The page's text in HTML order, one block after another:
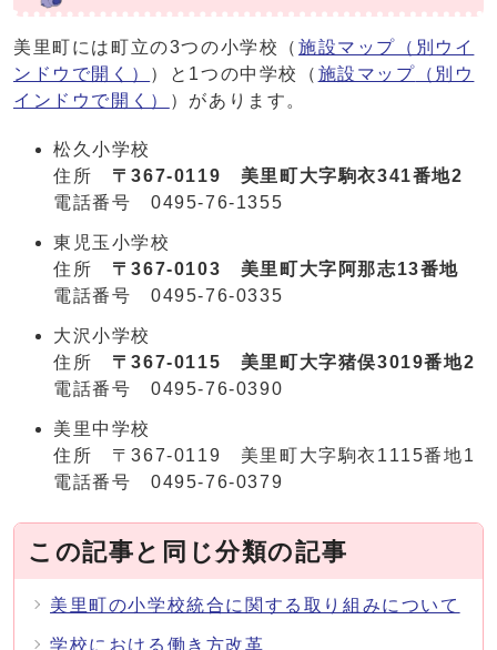
美里町には町立の3つの小学校（ 施設マップ （別ウイ
ンドウで開く）
）と1つの中学校（ 施設マップ （別ウ
インドウで開く）
）があります。
松久小学校
住所 〒367-0119 美里町大字駒衣341番地2
電話番号
0495-76-1355
東児玉小学校
住所 〒367-0103 美里町大字阿那志13番地
電話番号 0495-76-0335
大沢小学校
住所 〒367-0115 美里町大字猪俣3019番地2
電話番号
0495-76-0390
美里中学校
住所 〒367-0119 美里町大字駒衣1115番地1
電話番号 0495-76-0379
この記事と同じ分類の記事
美里町の小学校統合に関する取り組みについて
学校における働き方改革